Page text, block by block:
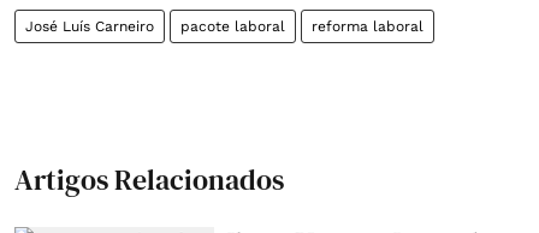
José Luís Carneiro pacote laboral reforma laboral
Artigos Relacionados